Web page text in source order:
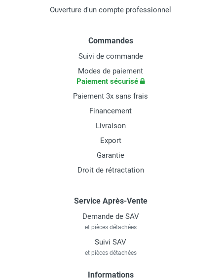
Ouverture d'un compte professionnel
Commandes
Suivi de commande
Modes de paiement
Paiement sécurisé
Paiement 3x sans frais
Financement
Livraison
Export
Garantie
Droit de rétractation
Service Après-Vente
Demande de SAV
et pièces détachées
Suivi SAV
et pièces détachées
Informations